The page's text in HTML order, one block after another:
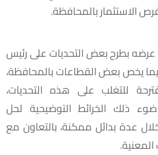
الاستثمار بالمحافظة.
عرضه بطرح بعض التحديات على رئيس
يخص بعض القطاعات بالمحافظة،
للتغلب على هذه التحديات،
ذلك الخرائط التوضيحية لحل
عدة بدائل ممكنة، بالتعاون مع
المعنية.